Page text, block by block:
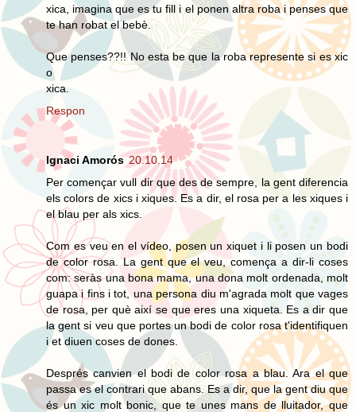
xica, imagina que es tu fill i el ponen altra roba i penses que
te han robat el bebè.
Que penses??!! No esta be que la roba represente si es xic
o
xica.
Respon
Ignaci Amorós 20.10.14
Per començar vull dir que des de sempre, la gent diferencia
els colors de xics i xiques. Es a dir, el rosa per a les xiques i
el blau per als xics.
Com es veu en el vídeo, posen un xiquet i li posen un bodi
de color rosa. La gent que el veu, comença a dir-li coses
com: seràs una bona mama, una dona molt ordenada, molt
guapa i fins i tot, una persona diu m'agrada molt que vages
de rosa, per què així se que eres una xiqueta. Es a dir que
la gent si veu que portes un bodi de color rosa t'identifiquen
i et diuen coses de dones.
Després canvien el bodi de color rosa a blau. Ara el que
passa es el contrari que abans. Es a dir, que la gent diu que
és un xic molt bonic, que te unes mans de lluitador, que